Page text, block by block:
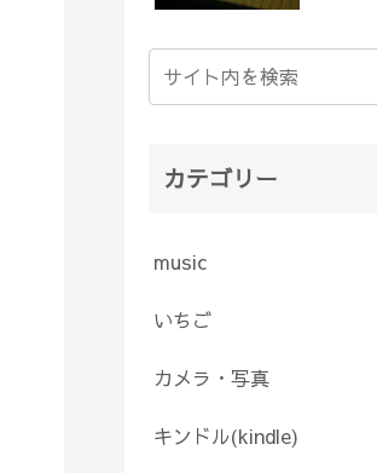
カテゴリー
music
いちご
カメラ・写真
キンドル(kindle)